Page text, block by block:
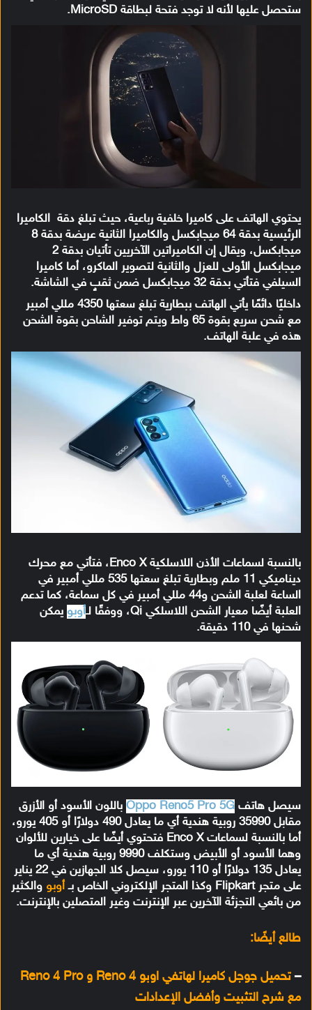
ستحصل عليها لأنه لا توجد فتحة لبطاقة MicroSD.
يحتوي الهاتف على كاميرا خلفية رباعية، حيث تبلغ دقة الكاميرا
الرئيسية بدقة 64 ميجابكسل والكاميرا الثانية عريضة بدقة 8
ميجابكسل، ويقال إن الكاميراتين الآخريين تأتيان بدقة 2
ميجابكسل الأولى للعزل والثانية لتصوير الماكرو، أما كاميرا
السيلفي فتأتي بدقة 32 ميجابكسل ضمن ثقبٍ في الشاشة.
داخليًا دائمًا يأتي الهاتف ببطارية تبلغ سعتها 4350 مللي أمبير
مع شحن سريع بقوة 65 واط ويتم توفير الشاحن بقوة الشحن
هذه في علبة الهاتف.
بالنسبة لسماعات الأذن اللاسلكية Enco X، فتأتي مع محرك
ديناميكي 11 ملم وبطارية تبلغ سعتها 535 مللي أمبير في
الساعة لعلبة الشحن و44 مللي أمبير في كل سماعة، كما تدعم
العلبة أيضًا معيار الشحن اللاسلكي Qi، ووفقًا لـ
أوبو يمكن
شحنها في 110 دقيقة.
سيصل هاتف Oppo Reno5 Pro 5G باللون الأسود أو الأزرق
مقابل 35990 روبية هندية أي ما يعادل 490 دولارًا أو 405 يورو،
أما بالنسبة لسماعات Enco X فتحتوي أيضًا على خيارين للألوان
وهما الأسود أو الأبيض وستكلف 9990 روبية هندية أي ما
يعادل 135 دولارًا أو 110 يورو، سيصل كلا الجهازين في 22 يناير
على متجر Flipkart وكذا المتجر الإلكتروني الخاص بـ
أوبو والكثير
من بائعي التجزئة الآخرين عبر الإنترنت وغير المتصلين بالإنترنت.
طالع أيضًا:
–
تحميل جوجل كاميرا لهاتفي اوبو Reno 4 و Reno 4 Pro
مع شرح التثبيت وأفضل الإعدادات